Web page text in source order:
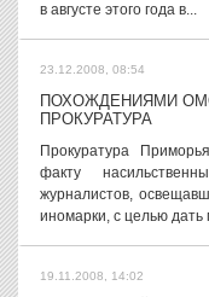
в августе этого года в...
23.12.2008, 08:54
ПОХОЖДЕНИЯМИ
ПРОКУРАТУРА
Прокуратура
факту
журналистов,
иномарки, с целью дать
19.11.2008, 14:02